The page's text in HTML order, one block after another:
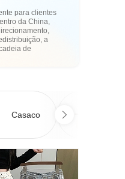
para clientes
da China,
a
de
Casaco